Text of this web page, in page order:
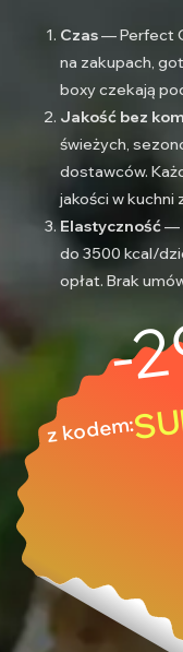
Czas— Perfect
na zakupach,
boxy czekają
Jakość bez
świeżych,
dostawców.
jakości w kuchni
Elastyczność—
do 3500 kcal/
opłat. Brak
-
z kodem: